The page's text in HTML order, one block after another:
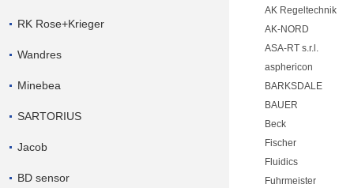
RK Rose+Krieger
Wandres
Minebea
SARTORIUS
Jacob
BD sensor
AK Regeltechnik
AK-NORD
ASA-RT s.r.l.
asphericon
BARKSDALE
BAUER
Beck
Fischer
Fluidics
Fuhrmeister